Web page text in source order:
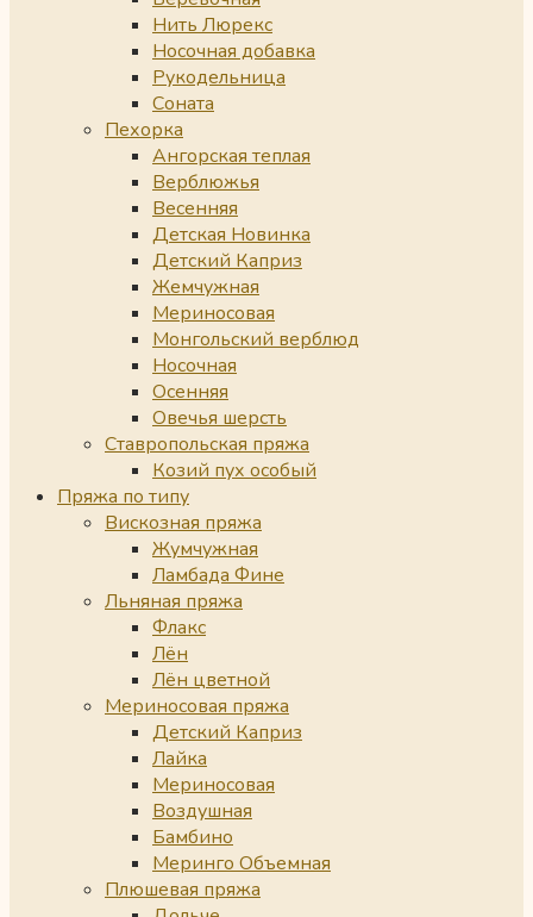
Нить Люрекс
Носочная добавка
Рукодельница
Соната
Пехорка
Ангорская теплая
Верблюжья
Весенняя
Детская Новинка
Детский Каприз
Жемчужная
Мериносовая
Монгольский верблюд
Носочная
Осенняя
Овечья шерсть
Ставропольская пряжа
Козий пух особый
Пряжа по типу
Вискозная пряжа
Жумчужная
Ламбада Фине
Льняная пряжа
Флакс
Лён
Лён цветной
Мериносовая пряжа
Детский Каприз
Лайка
Мериносовая
Воздушная
Бамбино
Меринго Объемная
Плюшевая пряжа